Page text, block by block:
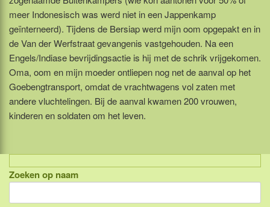
meer Indonesisch was werd niet in een Jappenkamp
geïnterneerd). Tijdens de Bersiap werd mijn oom opgepakt en in
de Van der Werfstraat gevangenis vastgehouden. Na een
Engels/Indiase bevrijdingsactie is hij met de schrik vrijgekomen.
Oma, oom en mijn moeder ontliepen nog net de aanval op het
Goebengtransport, omdat de vrachtwagens vol zaten met
andere vluchtelingen. Bij de aanval kwamen 200 vrouwen,
kinderen en soldaten om het leven.
Indonesië, eilandcombinaties
Bali
Zoeken op naam